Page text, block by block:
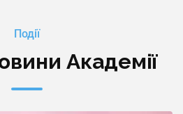
Події
Академії